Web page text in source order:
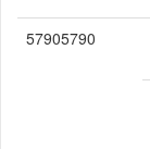
57905790